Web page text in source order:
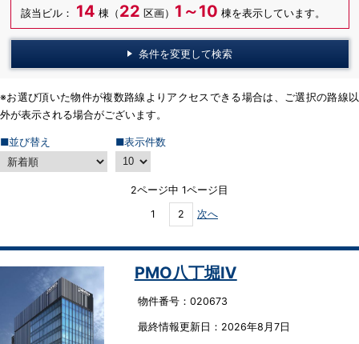
該当ビル： 14 棟（ 22 区画） 1～10 棟を表示しています。
条件を変更して検索
※お選び頂いた物件が複数路線よりアクセスできる場合は、ご選択の路線以
外が表示される場合がございます。
■並び替え ■表示件数
2ページ中 1ページ目
1
2 次へ
PMO八丁堀Ⅳ
物件番号：020673
最終情報更新⽇：2026年8月7日